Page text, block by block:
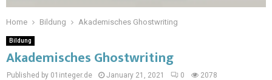
Home Bildung Akademisches Ghostwriting
Bildung
Akademisches Ghostwriting
Published by 01integer.de January 21, 2021 0 2078